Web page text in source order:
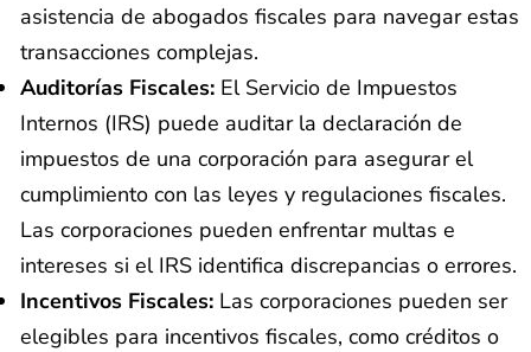
asistencia de abogados fiscales para navegar estas
transacciones complejas.
Auditorías Fiscales: El Servicio de Impuestos
Internos (IRS) puede auditar la declaración de
impuestos de una corporación para asegurar el
cumplimiento con las leyes y regulaciones fiscales.
Las corporaciones pueden enfrentar multas e
intereses si el IRS identifica discrepancias o errores.
Incentivos Fiscales: Las corporaciones pueden ser
elegibles para incentivos fiscales, como créditos o